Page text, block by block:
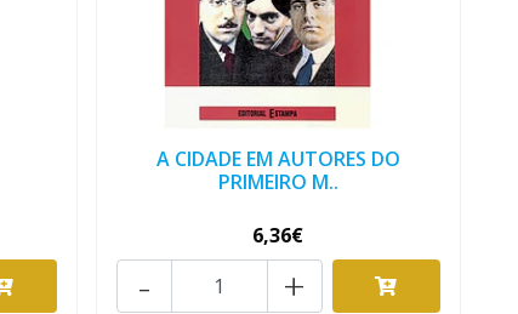
A CIDADE EM AUTORES DO
PRIMEIRO M..
6,36€
+
-